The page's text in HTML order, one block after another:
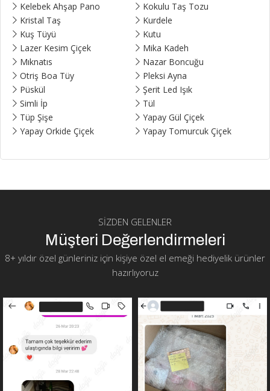
Kelebek Ahşap Pano
Kokulu Taş Tozu
Kristal Taş
Kurdele
Kuş Tüyü
Kutu
Lazer Kesim Çiçek
Mika Kadeh
Mıknatıs
Nazar Boncuğu
Otriş Boa Tüy
Pleksi Ayna
Püskül
Şerit Led Işık
Simli İp
Tül
Tüp Şişe
Yapay Gül Çiçek
Yapay Orkide Çiçek
Yapay Tomurcuk Çiçek
SIZDEN GELENLER
Müşteri Değerlendirmeleri
8+ yıldır özel günleriniz için kişiye özel el emeği hediyelik ürünler
hazırlıyoruz